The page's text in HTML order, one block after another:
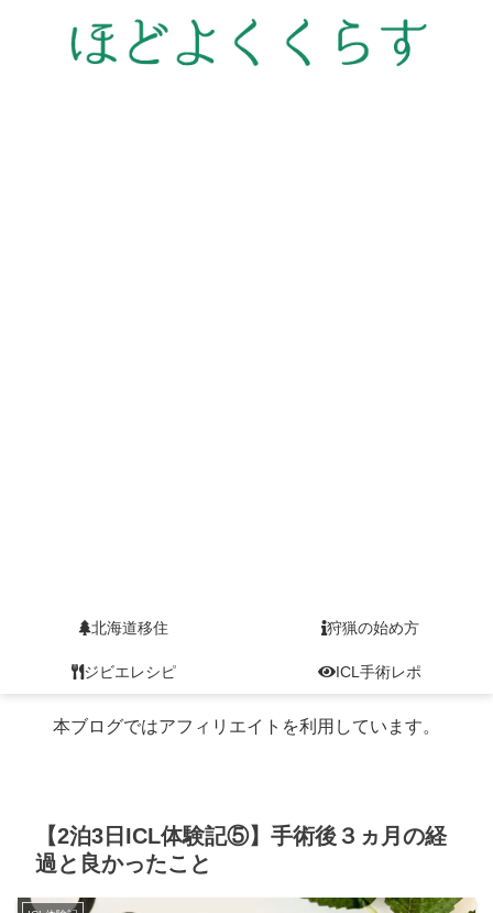
北海道移住 狩猟の始め方
ジビエレシピ ICL手術レポ
本ブログではアフィリエイトを利用しています。
【2泊3日ICL体験記⑤】手術後３ヵ月の経
過と良かったこと